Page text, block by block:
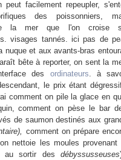
peut facilement repeupler,
des poissonniers,
la mer que l'on croise
visages tannés. ici pas de
nuque et aux avants-bras
bête à reporter, on sent la
des ordinateurs. à
le prix étant
comment on pile la glace en
comment on pèse le bar
de saumon destinés aux
comment on prépare
nettoie les moules
au sortir des débyssusseuses